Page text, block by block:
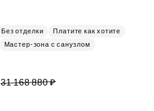
Без отделки
Платите как хотите
Мастер-зона с санузлом
31 168 880 ₽